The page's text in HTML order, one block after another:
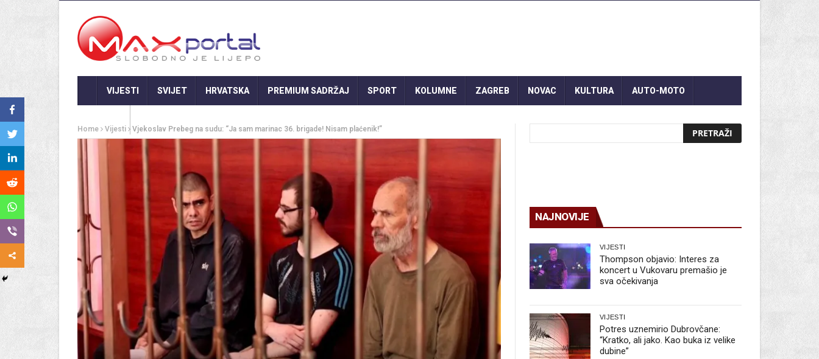
VIJESTI SVIJET HRVATSKA PREMIUM SADRŽAJ SPORT KOLUMNE ZAGREB NOVAC KULTURA AUTO-MOTO
Home Vijesti Vjekoslav Prebeg na sudu: “Ja sam marinac 36. brigade! Nisam plaćenik!”
NAJNOVIJE
VIJESTI
Thompson objavio: Interes za
koncert u Vukovaru premašio je
sva očekivanja
VIJESTI
Potres uznemirio Dubrovčane:
“Kratko, ali jako. Kao buka iz velike
dubine”